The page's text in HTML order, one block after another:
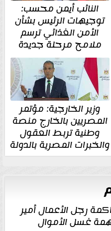
النائب أيمن محسب:
توجيهات الرئيس بشأن
الأمن الغذائي ترسم
ملامح مرحلة جديدة
وزير الخارجية: مؤتمر
المصريين بالخارج منصة
وطنية تربط العقول
والخبرات المصرية بالدولة
رجل الأعمال أمير
غسل الأموال